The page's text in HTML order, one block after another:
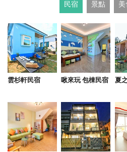
2025-08-06
當地人推薦我們來吃，真
肉、下水、鵝丸湯、龍鬚
們非常好，一直鼓勵孩子
也介紹了當地景點，真的
2025-06-26
民宿 景點 美
雲杉軒民宿 啾來玩 包棟民宿 夏